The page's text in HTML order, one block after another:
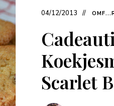
04/12/2013
Scarlet